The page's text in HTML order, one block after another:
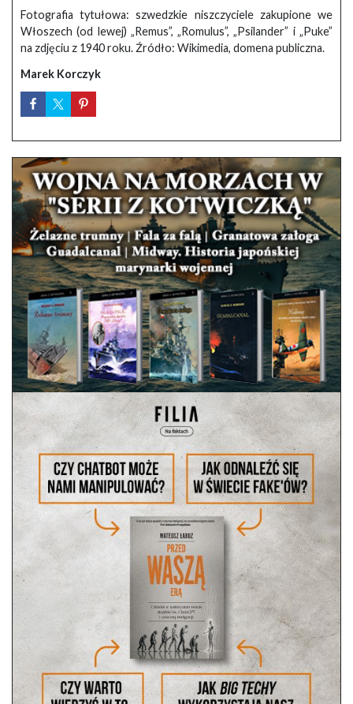
Fotografia tytułowa: szwedzkie niszczyciele zakupione we
Włoszech (od lewej) „Remus”, „Romulus”, „Psilander” i „Puke”
na zdjęciu z 1940 roku. Źródło: Wikimedia, domena publiczna.
Marek Korczyk